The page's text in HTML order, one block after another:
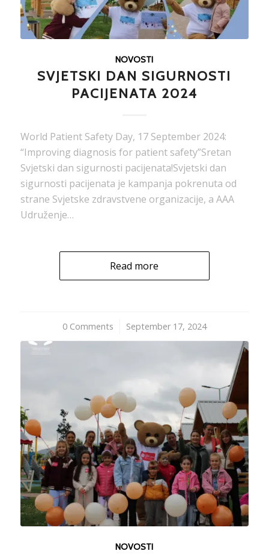
NOVOSTI
SVJETSKI DAN SIGURNOSTI
PACIJENATA 2024
World Patient Safety Day, 17 September 2024:
“Improving diagnosis for patient safety”Sretan
Svjetski dan sigurnosti pacijenata!Svjetski dan
sigurnosti pacijenata je kampanja pokrenuta od
strane Svjetske zdravstvene organizacije, a AAA
Udruženje…
Read more
0 Comments
/ September 17, 2024
NOVOSTI